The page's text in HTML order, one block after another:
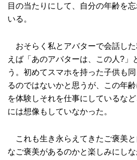
目の当たりにして、自分の年齢を
いる。
おそらく私とアバターで会話し
えば「あのアバターは、この人?」
う。初めてスマホを持った子供も
るのではないかと思うが、この年
を体験しそれを仕事にしているな
には想像もしていなかった。
これも生き永らえてきたご褒美
なご褒美があるのかと楽しみにし